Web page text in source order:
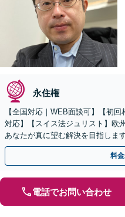
永住権
【全国対応｜WEB面談可】【初
対応】【スイス法ジュリスト】欧
あなたが真に望む解決を目指しま
やかな連絡と粘り強い交渉を徹底
料
電話でお問い合わせ